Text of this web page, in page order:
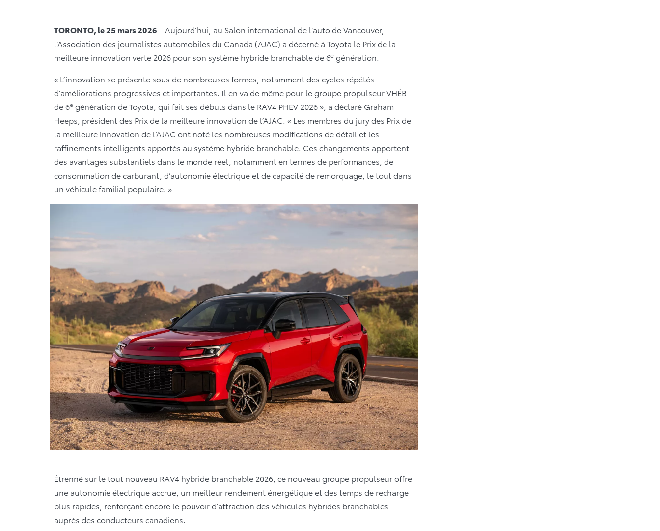
TORONTO, le 25 mars 2026– Aujourd’hui, au Salon international de l’auto de Vancouver,
l’Association des journalistes automobiles du Canada (AJAC) a décerné à Toyota le Prix de la
meilleure innovation verte 2026 pour son système hybride branchable de 6e génération.
« L’innovation se présente sous de nombreuses formes, notamment des cycles répétés
d’améliorations progressives et importantes. Il en va de même pour le groupe propulseur VHÉB
de 6e génération de Toyota, qui fait ses débuts dans le RAV4 PHEV 2026 », a déclaré Graham
Heeps, président des Prix de la meilleure innovation de l’AJAC. « Les membres du jury des Prix de
la meilleure innovation de l’AJAC ont noté les nombreuses modifications de détail et les
raffinements intelligents apportés au système hybride branchable. Ces changements apportent
des avantages substantiels dans le monde réel, notamment en termes de performances, de
consommation de carburant, d’autonomie électrique et de capacité de remorquage, le tout dans
un véhicule familial populaire. »
Étrenné sur le tout nouveau RAV4 hybride branchable 2026, ce nouveau groupe propulseur offre
une autonomie électrique accrue, un meilleur rendement énergétique et des temps de recharge
plus rapides, renforçant encore le pouvoir d’attraction des véhicules hybrides branchables
auprès des conducteurs canadiens.